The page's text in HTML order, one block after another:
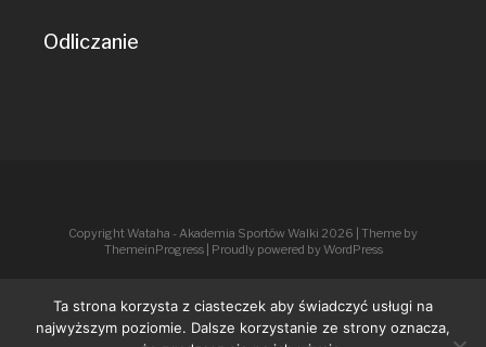
Odliczanie
Copyright Wataha - Akademia Sportów Walki 2026 | Theme by
ThemeinProgress
| Proudly powered by WordPress
Ta strona korzysta z ciasteczek aby świadczyć usługi na
najwyższym poziomie. Dalsze korzystanie ze strony oznacza,